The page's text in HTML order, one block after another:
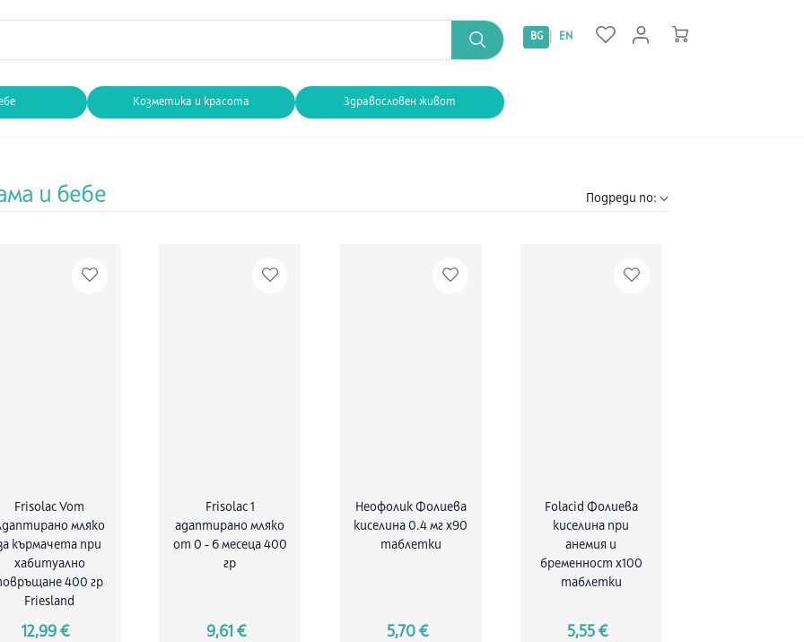
Козметика и красота Здравословен живот
BG EN
и бебе Подреди по:
Frisolac Vom
мляко
кърмачета при
хабитуално
400 гр
Friesland
12,99 €
Frisolac 1
адаптирано мляко
от 0 - 6 месеца 400
гр
9,61 €
Неофолик Фолиева
киселина 0.4 мг x90
таблетки
5,70 €
Folacid Фолиева
киселина при
анемия и
бременност х100
таблетки
5,55 €